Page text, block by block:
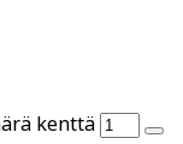
kenttä